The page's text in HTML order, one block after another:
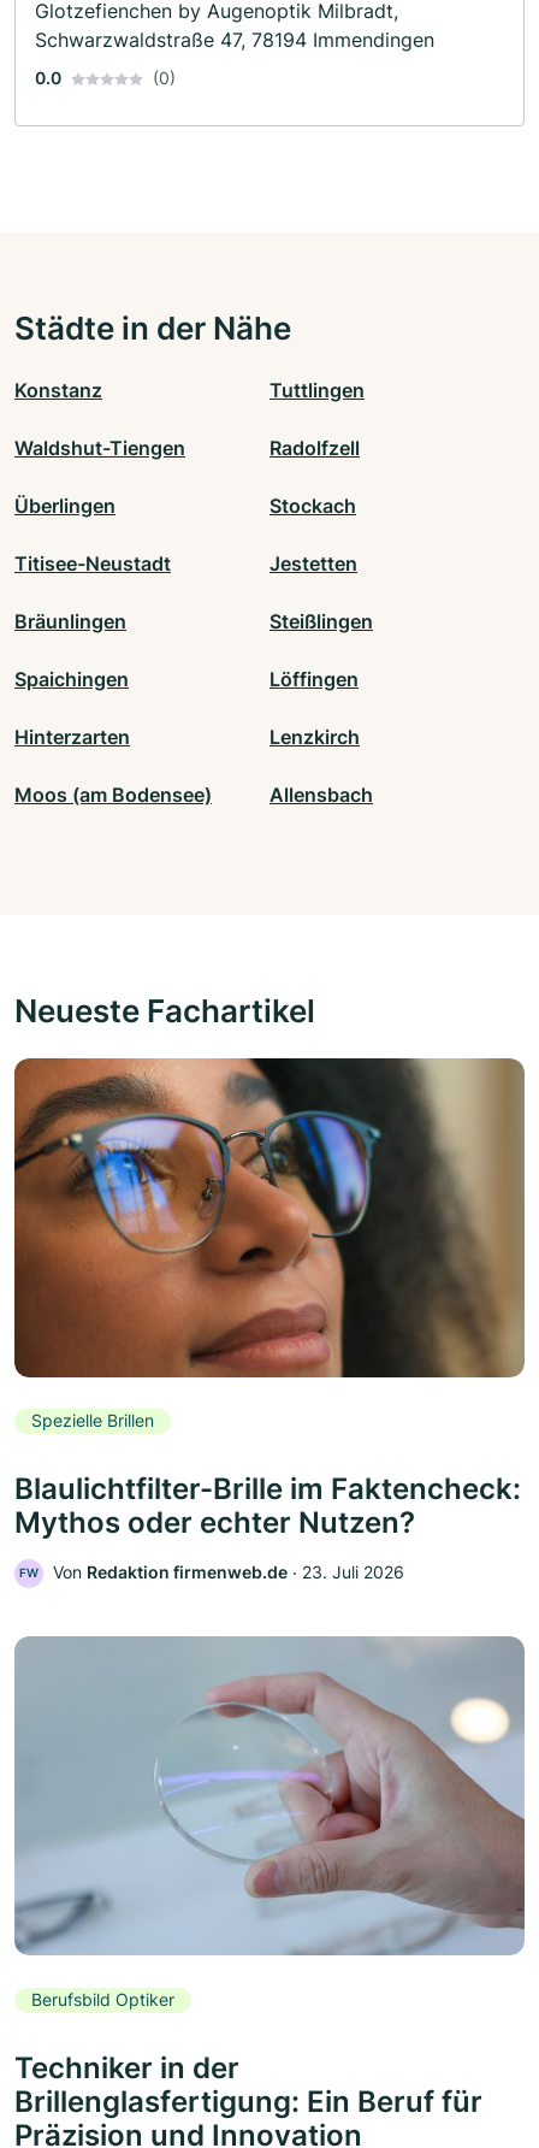
Glotzefienchen by Augenoptik Milbradt,
Schwarzwaldstraße 47, 78194 Immendingen
0.0 (0)
Städte in der Nähe
Konstanz Tuttlingen
Waldshut-Tiengen Radolfzell
Überlingen Stockach
Titisee-Neustadt Jestetten
Bräunlingen Steißlingen
Spaichingen Löffingen
Hinterzarten Lenzkirch
Moos (am Bodensee) Allensbach
Neueste Fachartikel
Spezielle Brillen
Blaulichtfilter-Brille im Faktencheck:
Mythos oder echter Nutzen?
FW Von Redaktion firmenweb.de ‧ 23. Juli 2026
Berufsbild Optiker
Techniker in der
Brillenglasfertigung: Ein Beruf für
Präzision und Innovation